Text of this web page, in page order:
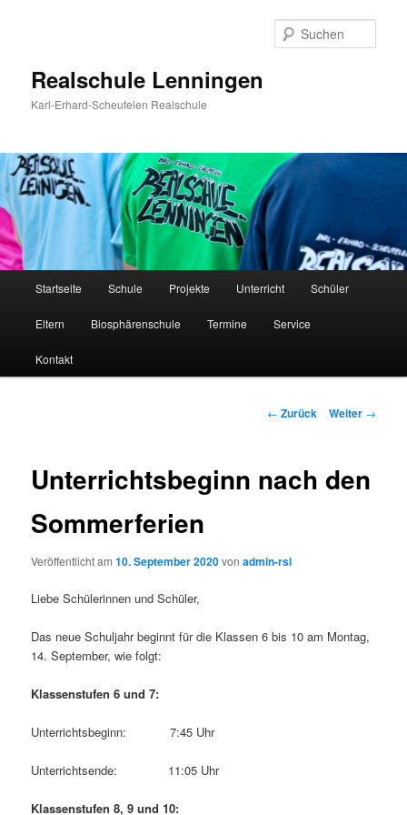
Realschule Lenningen
Karl-Erhard-Scheufelen Realschule
Startseite Schule Projekte Unterricht Schüler
Eltern Biosphärenschule Termine Service
Kontakt
Beitrags-
← Zurück Weiter →
Unterrichtsbeginn nach den
Sommerferien
Veröffentlicht am10. September 2020vonadmin-rsl
Liebe Schülerinnen und Schüler,
Das neue Schuljahr beginnt für die Klassen 6 bis 10 am Montag,
14. September, wie folgt:
Klassenstufen 6 und 7:
Unterrichtsbeginn: 7:45 Uhr
Unterrichtsende: 11:05 Uhr
Klassenstufen 8, 9 und 10: